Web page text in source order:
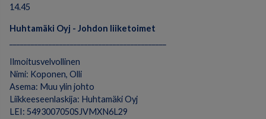
14.45
Huhtamäki Oyj - Johdon liiketoimet
Ilmoitusvelvollinen
Nimi: Koponen, Olli
Asema: Muu ylin johto
Liikkeeseenlaskija: Huhtamäki Oyj
LEI: 5493007050SJVMXN6L29